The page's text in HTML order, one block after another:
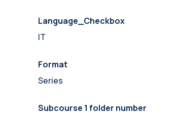
Language_Checkbox
IT
Format
Series
Subcourse 1 folder number